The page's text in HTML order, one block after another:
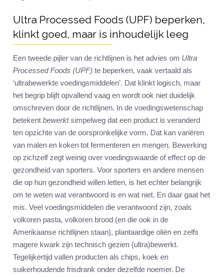
Ultra Processed Foods (UPF) beperken,
klinkt goed, maar is inhoudelijk leeg
Een tweede pijler van de richtlijnen is het advies om Ultra
Processed Foods (UPF) te beperken, vaak vertaald als
‘ultrabewerkte voedingsmiddelen’. Dat klinkt logisch, maar
het begrip blijft opvallend vaag en wordt ook niet duidelijk
omschreven door de richtlijnen. In de voedingswetenschap
betekent bewerktsimpelweg dat een product is veranderd
ten opzichte van de oorspronkelijke vorm. Dat kan variëren
van malen en koken tot fermenteren en mengen. Bewerking
op zichzelf zegt weinig over voedingswaarde of effect op de
gezondheid van sporters. Voor sporters en andere mensen
die op hun gezondheid willen letten, is het echter belangrijk
om te weten wat verantwoord is en wat niet. En daar gaat het
mis. Veel voedingsmiddelen die verantwoord zijn, zoals
volkoren pasta, volkoren brood (en die ook in de
Amerikaanse richtlijnen staan), plantaardige oliën en zelfs
magere kwark zijn technisch gezien (ultra)bewerkt.
Tegelijkertijd vallen producten als chips, koek en
suikerhoudende frisdrank onder dezelfde noemer. De